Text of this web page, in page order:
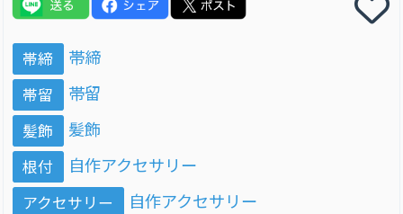
帯締 帯締
帯留 帯留
髪飾 髪飾
根付 自作アクセサリー
アクセサリー 自作アクセサリー